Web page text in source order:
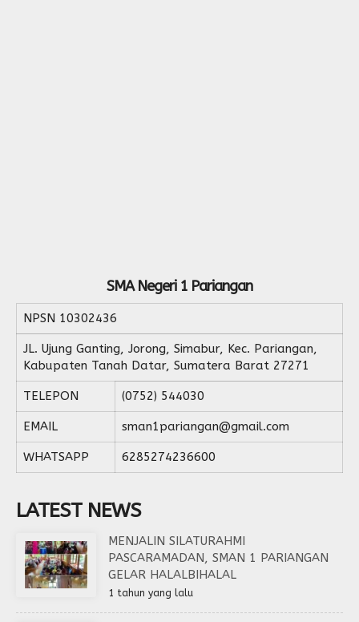
SMA Negeri 1 Pariangan
NPSN 10302436
JL. Ujung Ganting, Jorong, Simabur, Kec. Pariangan,
Kabupaten Tanah Datar, Sumatera Barat 27271
TELEPON (0752) 544030
EMAIL sman1pariangan@gmail.com
WHATSAPP 6285274236600
LATEST NEWS
MENJALIN SILATURAHMI
PASCARAMADAN, SMAN 1 PARIANGAN
GELAR HALALBIHALAL
1 tahun yang lalu